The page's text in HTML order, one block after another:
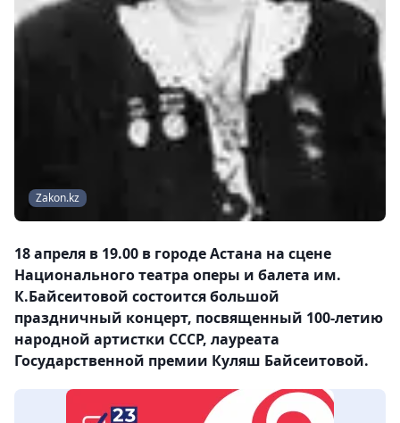
Zakon.kz
18 апреля в 19.00 в городе Астана на сцене
Национального театра оперы и балета им.
К.Байсеитовой состоится большой
праздничный концерт, посвященный 100-летию
народной артистки СССР, лауреата
Государственной премии Куляш Байсеитовой.